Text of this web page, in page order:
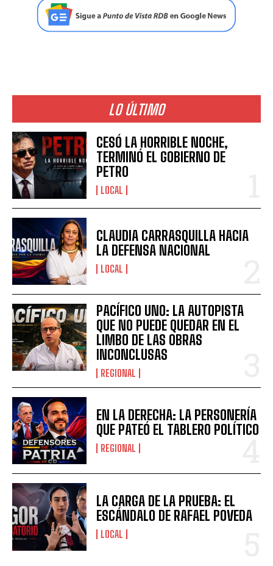
LO ÚLTIMO
CESÓ LA HORRIBLE NOCHE,
TERMINÓ EL GOBIERNO DE
PETRO
LOCAL
CLAUDIA CARRASQUILLA HACIA
LA DEFENSA NACIONAL
LOCAL
PACÍFICO UNO: LA AUTOPISTA
QUE NO PUEDE QUEDAR EN EL
LIMBO DE LAS OBRAS
INCONCLUSAS
REGIONAL
EN LA DERECHA: LA PERSONERÍA
QUE PATEÓ EL TABLERO POLÍTICO
REGIONAL
LA CARGA DE LA PRUEBA: EL
ESCÁNDALO DE RAFAEL POVEDA
LOCAL